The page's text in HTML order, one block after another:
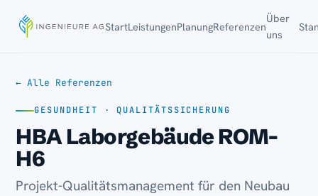
StartLeistungenPlanungReferenzen
Über
uns
← Alle Referenzen
GESUNDHEIT · QUALITÄTSSICHERUNG
HBA Laborgebäude ROM-
H6
Projekt-Qualitätsmanagement für den Neubau